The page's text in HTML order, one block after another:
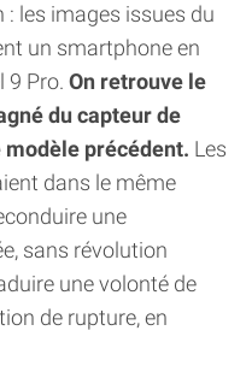
: les images issues du
un smartphone en
9 Pro. On retrouve le
du capteur de
précédent. Les
dans le même
une
sans révolution
une volonté de
de rupture, en